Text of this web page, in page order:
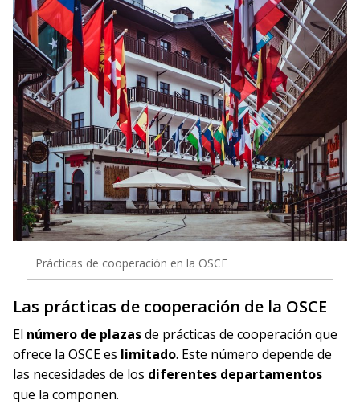
Prácticas de cooperación en la OSCE
Las prácticas de cooperación de la OSCE
El número de plazasde prácticas de cooperación que
ofrece la OSCE es limitado. Este número depende de
las necesidades de los diferentes departamentos
que la componen.